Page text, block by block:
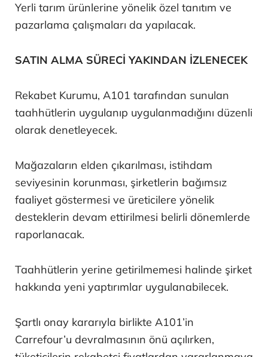
Yerli tarım ürünlerine yönelik özel tanıtım ve
pazarlama çalışmaları da yapılacak.
SATIN ALMA SÜRECİ YAKINDAN İZLENECEK
Rekabet Kurumu, A101 tarafından sunulan
taahhütlerin uygulanıp uygulanmadığını düzenli
olarak denetleyecek.
Mağazaların elden çıkarılması, istihdam
seviyesinin korunması, şirketlerin bağımsız
faaliyet göstermesi ve üreticilere yönelik
desteklerin devam ettirilmesi belirli dönemlerde
raporlanacak.
Taahhütlerin yerine getirilmemesi halinde şirket
hakkında yeni yaptırımlar uygulanabilecek.
Şartlı onay kararıyla birlikte A101’in
Carrefour’u devralmasının önü açılırken,